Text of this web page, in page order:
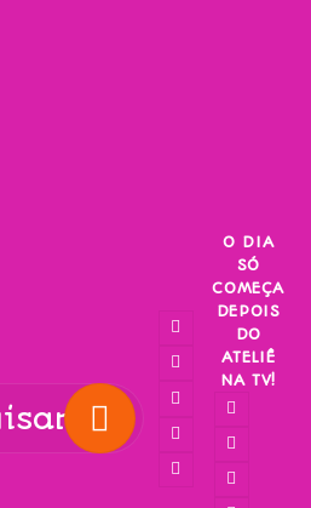
O DIA
SÓ
COMEÇA
DEPOIS
DO
ATELIÊ
NA TV!